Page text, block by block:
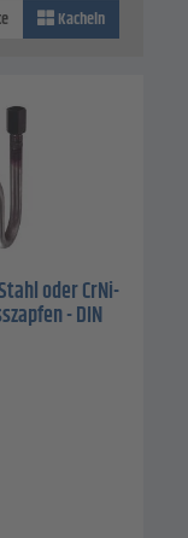
Kacheln
oder CrNi-
- DIN